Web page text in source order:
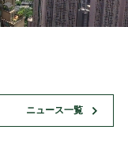
ニュース一覧